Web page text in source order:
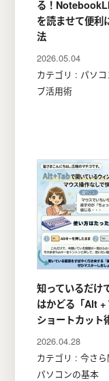
る！
を読ませて便利
法
2026.05.04
カテゴリ : パソコ
ブ活用術
知っているだけ
はかどる「Alt +
ショートカット
2026.04.28
カテゴリ : 今さ
パソコンの基本